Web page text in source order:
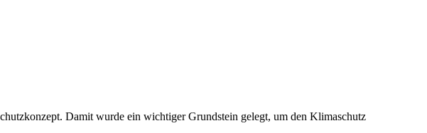
Damit wurde ein wichtiger Grundstein gelegt, um den Klimaschutz